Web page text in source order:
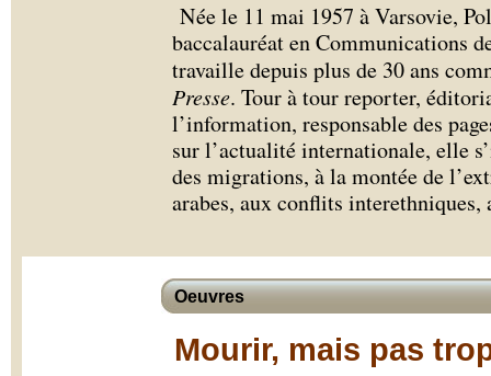
Née le 11 mai 1957 à Varsovie,
baccalauréat en Communications
travaille depuis plus de 30 ans
Presse. Tour à tour reporter,
l’information, responsable des
sur l’actualité internationale, elle
des migrations, à la montée de
arabes, aux conflits interethniques,
Oeuvres
Mourir, mais pas